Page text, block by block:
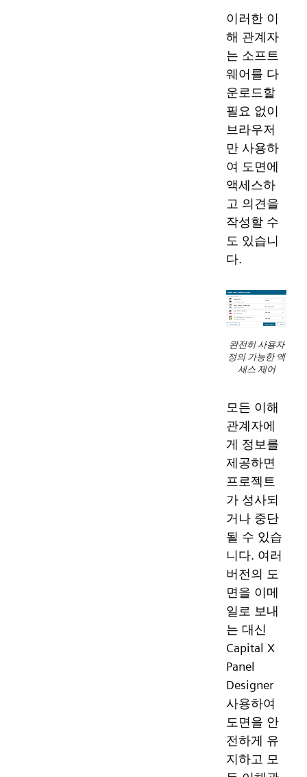
이러한 이
해 관계자
는 소프트
웨어를 다
운로드할
필요 없이
브라우저
만 사용하
여 도면에
액세스하
고 의견을
작성할 수
도 있습니
다.
완전히 사용자
정의 가능한 액
세스 제어
모든 이해
관계자에
게 정보를
제공하면
프로젝트
가 성사되
거나 중단
될 수 있습
니다. 여러
버전의 도
면을 이메
일로 보내
는 대신
Capital X
Panel
Designer
사용하여
도면을 안
전하게 유
지하고 모